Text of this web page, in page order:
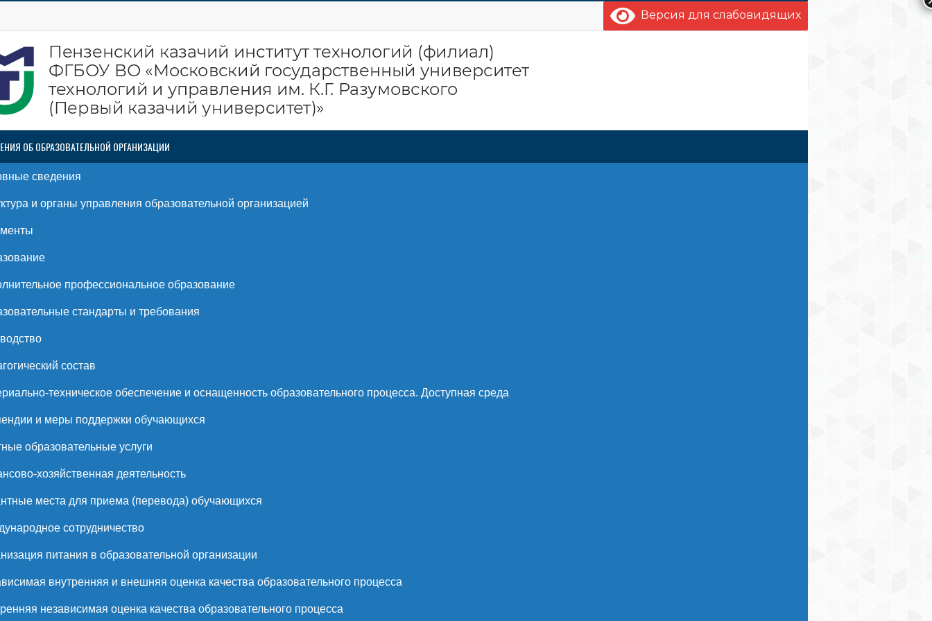
Версия для слабовидящих
ОБ ОБРАЗОВАТЕЛЬНОЙ ОРГАНИЗАЦИИ
сведения
и органы управления образовательной организацией
профессиональное образование
стандарты и требования
состав
техническое обеспечение и оснащенность образовательного процесса. Доступная среда
и меры поддержки обучающихся
образовательные услуги
хозяйственная деятельность
места для приема (перевода) обучающихся
сотрудничество
питания в образовательной организации
внутренняя и внешняя оценка качества образовательного процесса
независимая оценка качества образовательного процесса